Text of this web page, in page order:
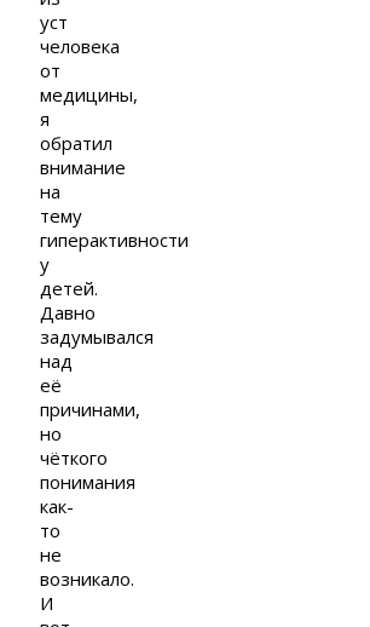
уст
человека
от
медицины,
я
обратил
внимание
на
тему
гиперактивности
у
детей.
Давно
задумывался
над
её
причинами,
но
чёткого
понимания
как-
то
не
возникало.
И